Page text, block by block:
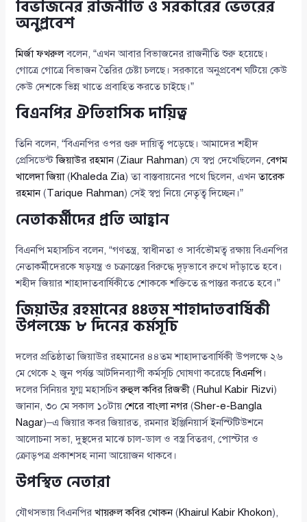
বিভাজনের রাজনীতি ও সরকারের ভেতরের
অনুপ্রবেশ
মির্জা ফখরুলবলেন, “এখন আবার বিভাজনের রাজনীতি শুরু হয়েছে।
গোত্রে গোত্রে বিভাজন তৈরির চেষ্টা চলছে। সরকারে অনুপ্রবেশ ঘটিয়ে কেউ
কেউ দেশকে ভিন্ন খাতে প্রবাহিত করতে চাইছে।”
বিএনপির ঐতিহাসিক দায়িত্ব
তিনি বলেন, “বিএনপির ওপর গুরু দায়িত্ব পড়েছে। আমাদের শহীদ
প্রেসিডেন্টজিয়াউর রহমান(Ziaur Rahman) যে স্বপ্ন দেখেছিলেন,বেগম
খালেদা জিয়া(Khaleda Zia) তা বাস্তবায়নের পথে ছিলেন, এখনতারেক
রহমান(Tarique Rahman) সেই স্বপ্ন নিয়ে নেতৃত্ব দিচ্ছেন।”
নেতাকর্মীদের প্রতি আহ্বান
বিএনপি মহাসচিব বলেন, “গণতন্ত্র, স্বাধীনতা ও সার্বভৌমত্ব রক্ষায় বিএনপির
নেতাকর্মীদেরকে ষড়যন্ত্র ও চক্রান্তের বিরুদ্ধে দৃঢ়ভাবে রুখে দাঁড়াতে হবে।
শহীদ জিয়ার শাহাদাতবার্ষিকীতে শোককে শক্তিতে রূপান্তর করতে হবে।”
জিয়াউর রহমানের ৪৪তম শাহাদাতবার্ষিকী
উপলক্ষে ৮ দিনের কর্মসূচি
দলের প্রতিষ্ঠাতা জিয়াউর রহমানের ৪৪তম শাহাদাতবার্ষিকী উপলক্ষে ২৬
মে থেকে ২ জুন পর্যন্ত আটদিনব্যাপী কর্মসূচি ঘোষণা করেছেবিএনপি ।
দলের সিনিয়র যুগ্ম মহাসচিবরুহুল কবির রিজভী ( Ruhul Kabir Rizvi)
জানান, ৩০ মে সকাল ১০টায়শেরে বাংলা নগর (Sher-e-Bangla
Nagar)–এ জিয়ার কবর জিয়ারত, রমনার ইঞ্জিনিয়ার্স ইনস্টিটিউশনে
আলোচনা সভা, দুস্থদের মাঝে চাল-ডাল ও বস্ত্র বিতরণ, পোস্টার ও
ক্রোড়পত্র প্রকাশসহ নানা আয়োজন থাকবে।
উপস্থিত নেতারা
যৌথসভায় বিএনপিরখায়রুল কবির খোকন(Khairul Kabir Khokon),